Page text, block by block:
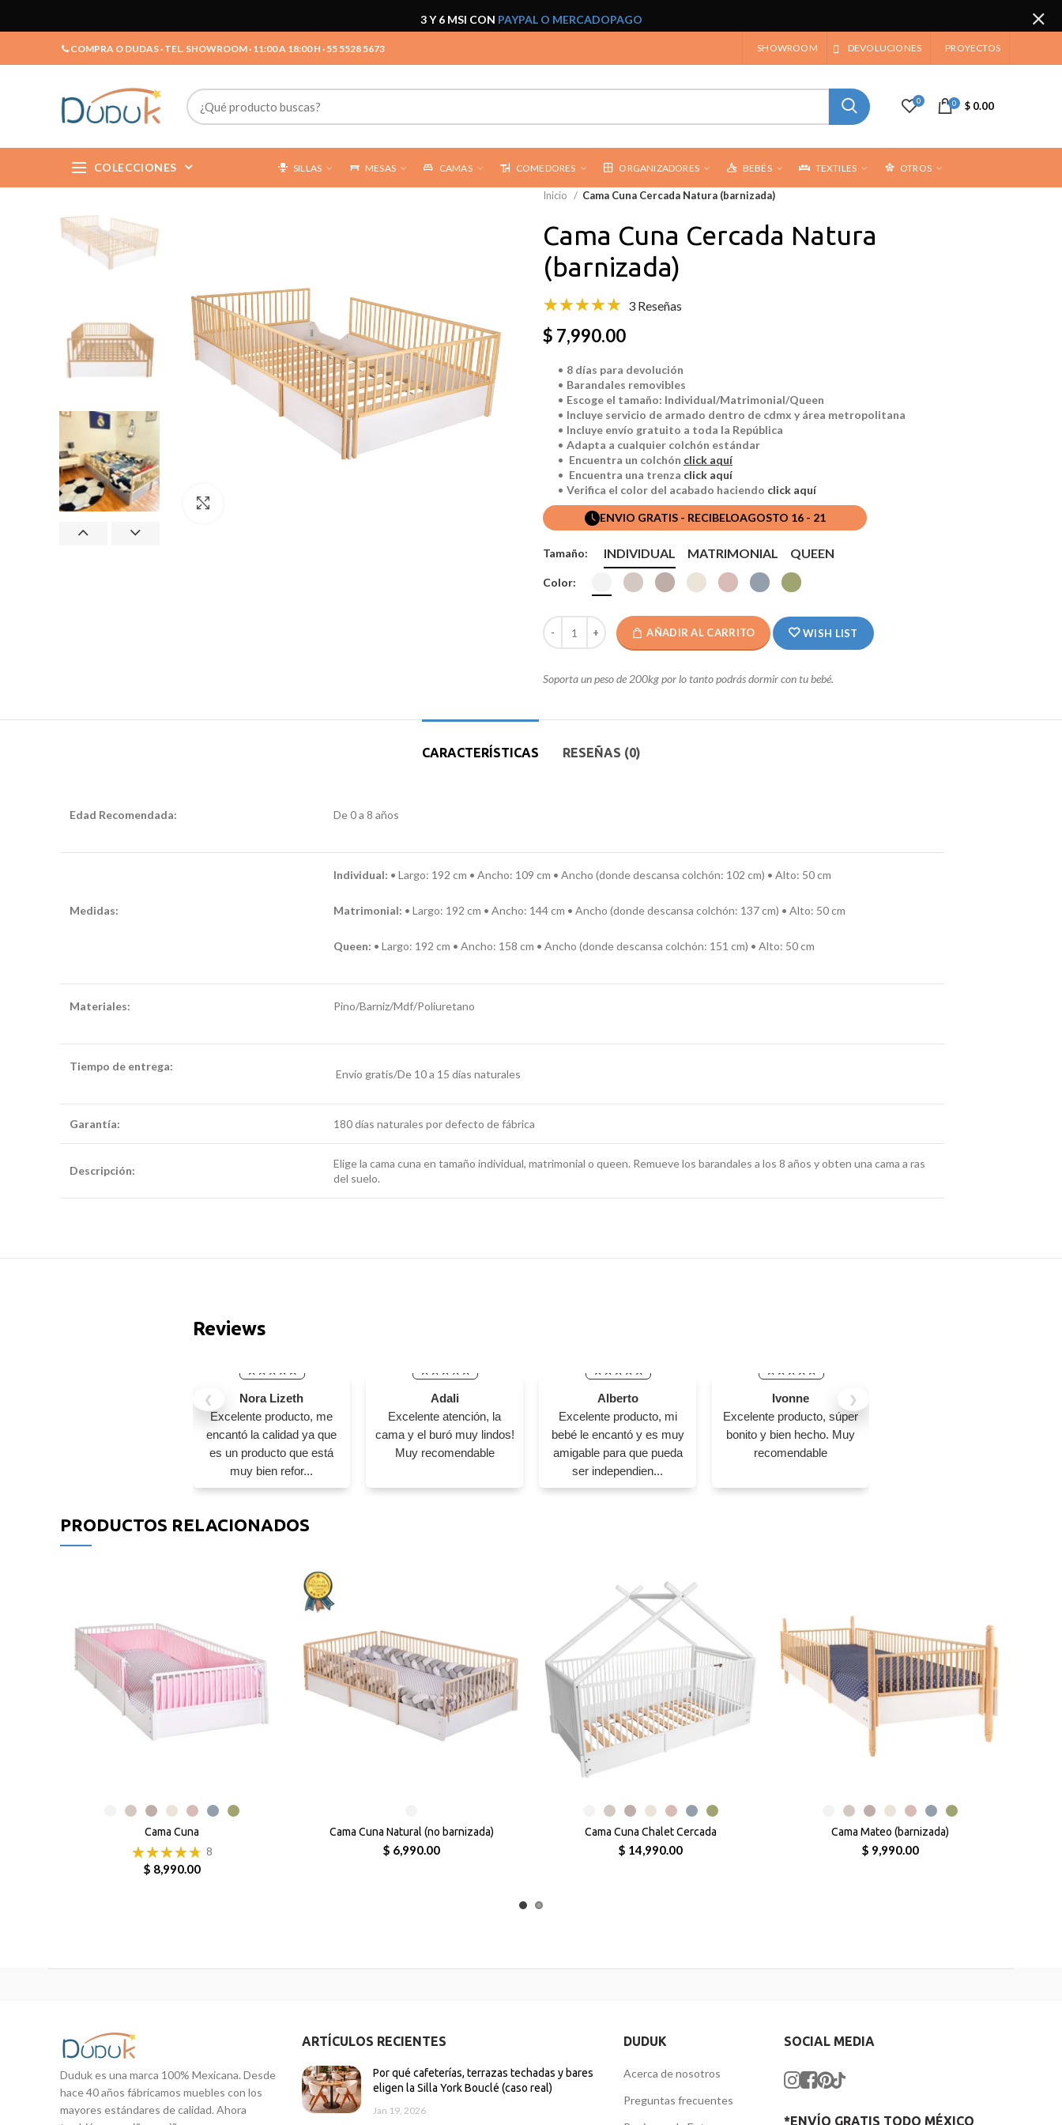
3 Y 6 MSI CON PAYPAL O MERCADOPAGO
COMPRA O DUDAS · TEL. SHOWROOM · 11:00 A 18:00 H · 55 5528 5673 SHOWROOM DEVOLUCIONES PROYECTOS
0 0 $ 0.00
COLECCIONES SILLAS MESAS CAMAS COMEDORES ORGANIZADORES BEBÉS TEXTILES OTROS
Inicio Cama Cuna Cercada Natura (barnizada)
Cama Cuna Cercada Natura
(barnizada)
3 Reseñas
$ 7,990.00
8 días para devolución
Barandales removibles
Escoge el tamaño: Individual/Matrimonial/Queen
Incluye servicio de armado dentro de cdmx y área metropolitana
Incluye envío gratuito a toda la República
Adapta a cualquier colchón estándar
Encuentra un colchón click aquí
Encuentra una trenza click aquí
Verifica el color del acabado haciendo click aquí
ENVIO GRATIS - RECIBELOAGOSTO 16 - 21
Tamaño: INDIVIDUAL MATRIMONIAL QUEEN
Color:
AÑADIR AL CARRITO WISH LIST
Soporta un peso de 200kg por lo tanto podrás dormir con tu bebé.
CARACTERÍSTICAS RESEÑAS (0)
Edad Recomendada: De 0 a 8 años
Medidas:
Individual: • Largo: 192 cm • Ancho: 109 cm • Ancho (donde descansa colchón: 102 cm) • Alto: 50 cm
Matrimonial: • Largo: 192 cm • Ancho: 144 cm • Ancho (donde descansa colchón: 137 cm) • Alto: 50 cm
Queen: • Largo: 192 cm • Ancho: 158 cm • Ancho (donde descansa colchón: 151 cm) • Alto: 50 cm
Materiales: Pino/Barniz/Mdf/Poliuretano
Tiempo de entrega:
Envío gratis/De 10 a 15 días naturales
Garantía: 180 días naturales por defecto de fábrica
Descripción:
Elige la cama cuna en tamaño individual, matrimonial o queen. Remueve los barandales a los 8 años y obten una cama a ras
del suelo.
Reviews
❮ ❯
Nora Lizeth
Excelente producto, me
encantó la calidad ya que
es un producto que está
muy bien refor...
Adali
Excelente atención, la
cama y el buró muy lindos!
Muy recomendable
Alberto
Excelente producto, mi
bebé le encantó y es muy
amigable para que pueda
ser independien...
Ivonne
Excelente producto, súper
bonito y bien hecho. Muy
recomendable
PRODUCTOS RELACIONADOS
Cama Cuna
8
$ 8,990.00
Cama Cuna Natural (no barnizada)
$ 6,990.00
Cama Cuna Chalet Cercada
$ 14,990.00
Cama Mateo (barnizada)
$ 9,990.00
Duduk es una marca 100% Mexicana. Desde
hace 40 años fábricamos muebles con los
mayores estándares de calidad. Ahora
ARTÍCULOS RECIENTES
Por qué cafeterías, terrazas techadas y bares
eligen la Silla York Bouclé (caso real)
Jan 19, 2026
DUDUK
Acerca de nosotros
Preguntas frecuentes
SOCIAL MEDIA
*ENVÍO GRATIS TODO MÉXICO